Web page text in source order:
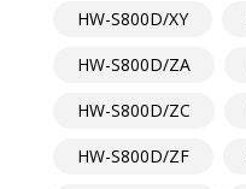
HW-S800D/XY
HW-S800D/ZA
HW-S800D/ZC
HW-S800D/ZF